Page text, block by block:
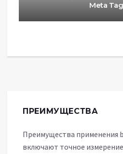
Meta
ПРЕИМУЩЕСТВА
Преимущества применения
включают точное